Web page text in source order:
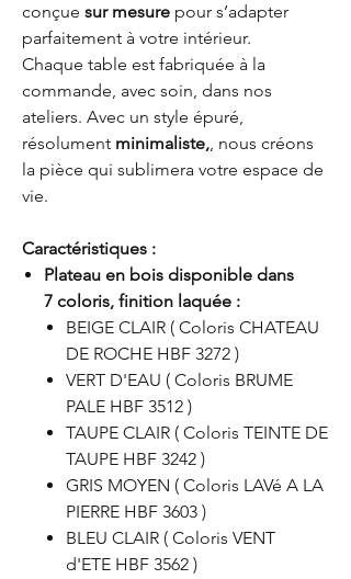
conçue sur mesure pour s’adapter
parfaitement à votre intérieur.
Chaque table est fabriquée à la
commande, avec soin, dans nos
ateliers. Avec un style épuré,
résolument minimaliste,, nous créons
la pièce qui sublimera votre espace de
vie.
Caractéristiques :
Plateau en bois disponible dans
7 coloris, finition laquée :
BEIGE CLAIR ( Coloris CHATEAU
DE ROCHE HBF 3272 )
VERT D'EAU ( Coloris BRUME
PALE HBF 3512 )
TAUPE CLAIR ( Coloris TEINTE DE
TAUPE HBF 3242 )
GRIS MOYEN ( Coloris LAVé A LA
PIERRE HBF 3603 )
BLEU CLAIR ( Coloris VENT
d'ETE HBF 3562 )